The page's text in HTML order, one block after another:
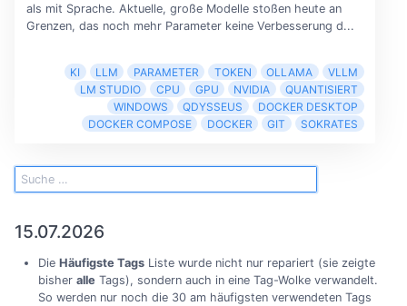
als mit Sprache. Aktuelle, große Modelle stoßen heute an
Grenzen, das noch mehr Parameter keine Verbesserung d...
KI LLM PARAMETER TOKEN OLLAMA
VLLM
LM STUDIO
CPU GPU NVIDIA
QUANTISIERT
WINDOWS
QDYSSEUS
DOCKER DESKTOP
DOCKER COMPOSE
DOCKER GIT SOKRATES
15.07.2026
Die Häufigste TagsListe wurde nicht nur repariert (sie zeigte
bisher alleTags), sondern auch in eine Tag-Wolke verwandelt.
So werden nur noch die 30 am häufigsten verwendeten Tags